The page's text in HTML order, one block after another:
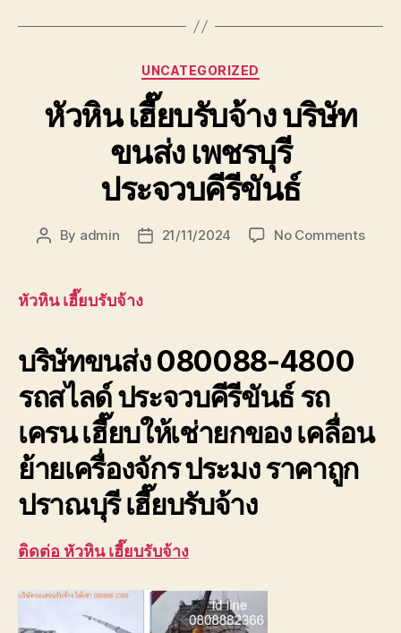
Categories
UNCATEGORIZED
หัวหิน เฮี๊ยบรับจ้าง บริษัท
ขนส่ง เพชรบุรี
ประจวบคีรีขันธ์
Post
By admin
Post21/11/2024 No Commentson
หัวหิน เฮี๊ยบรับจ้าง
บริษัทขนส่ง 080088-4800
รถสไลด์ ประจวบคีรีขันธ์ รถ
เครน เฮี๊ยบให้เช่ายกของ เคลื่อน
ย้ายเครื่องจักร ประมง ราคาถูก
ปราณบุรี เฮี๊ยบรับจ้าง
ติดต่อ หัวหิน เฮี๊ยบรับจ้าง